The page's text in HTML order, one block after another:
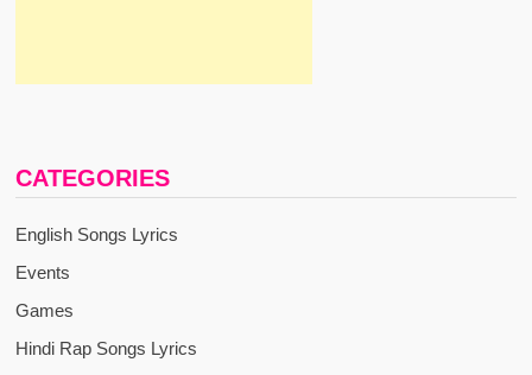
CATEGORIES
English Songs Lyrics
Events
Games
Hindi Rap Songs Lyrics